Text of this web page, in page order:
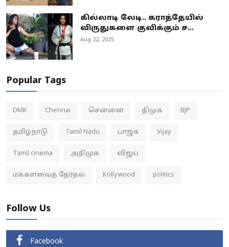
கில்லாடி லேடி.. கராத்தேயில்
விருதுகளை குவிக்கும் ச...
Aug 22, 2025
Popular Tags
DMK Chennai சென்னை திமுக BJP
தமிழ்நாடு Tamil Nadu பாஜக Vijay
Tamil cinema அதிமுக விஜய்
மக்களவைத் தேர்தல் Kollywood politics
Follow Us
Facebook